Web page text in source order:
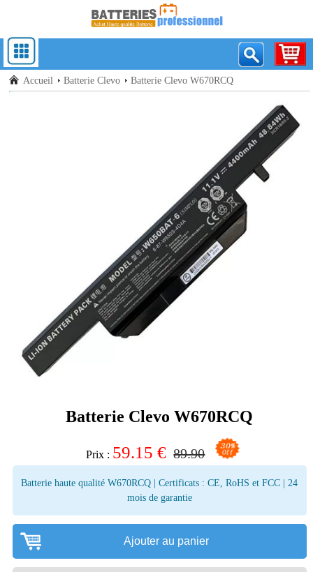
Accueil Batterie Clevo Batterie Clevo W670RCQ
Batterie Clevo W670RCQ
Prix : 59.15€ 89.90
Batterie haute qualité W670RCQ | Certificats : CE, RoHS et FCC | 24
mois de garantie
Ajouter au panier